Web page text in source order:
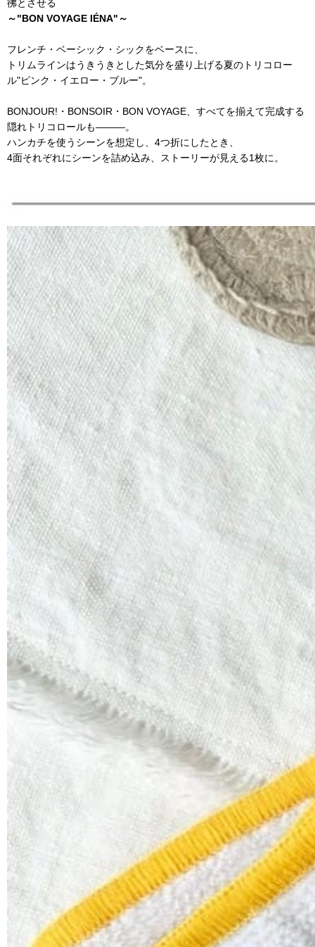
彿とさせる
～"BON VOYAGE IÉNA"～
フレンチ・ベーシック・シックをベースに、
トリムラインはうきうきとした気分を盛り上げる夏のトリコロー
ル"ピンク・イエロー・ブルー"。
BONJOUR!・BONSOIR・BON VOYAGE、すべてを揃えて完成する
隠れトリコロールも―――。
ハンカチを使うシーンを想定し、4つ折にしたとき、
4面それぞれにシーンを詰め込み、ストーリーが見える1枚に。